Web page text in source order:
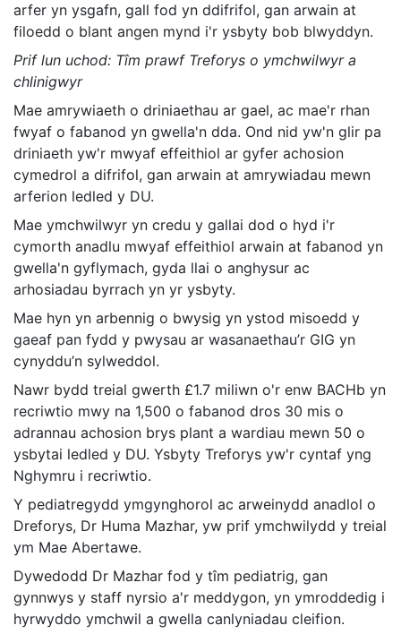
arfer yn ysgafn, gall fod yn ddifrifol, gan arwain at
filoedd o blant angen mynd i'r ysbyty bob blwyddyn.
Prif lun uchod: Tîm prawf Treforys o ymchwilwyr a
chlinigwyr
Mae amrywiaeth o driniaethau ar gael, ac mae'r rhan
fwyaf o fabanod yn gwella'n dda. Ond nid yw'n glir pa
driniaeth yw'r mwyaf effeithiol ar gyfer achosion
cymedrol a difrifol, gan arwain at amrywiadau mewn
arferion ledled y DU.
Mae ymchwilwyr yn credu y gallai dod o hyd i'r
cymorth anadlu mwyaf effeithiol arwain at fabanod yn
gwella'n gyflymach, gyda llai o anghysur ac
arhosiadau byrrach yn yr ysbyty.
Mae hyn yn arbennig o bwysig yn ystod misoedd y
gaeaf pan fydd y pwysau ar wasanaethau’r GIG yn
cynyddu’n sylweddol.
Nawr bydd treial gwerth £1.7 miliwn o'r enw BACHb yn
recriwtio mwy na 1,500 o fabanod dros 30 mis o
adrannau achosion brys plant a wardiau mewn 50 o
ysbytai ledled y DU. Ysbyty Treforys yw'r cyntaf yng
Nghymru i recriwtio.
Y pediatregydd ymgynghorol ac arweinydd anadlol o
Dreforys, Dr Huma Mazhar, yw prif ymchwilydd y treial
ym Mae Abertawe.
Dywedodd Dr Mazhar fod y tîm pediatrig, gan
gynnwys y staff nyrsio a'r meddygon, yn ymroddedig i
hyrwyddo ymchwil a gwella canlyniadau cleifion.